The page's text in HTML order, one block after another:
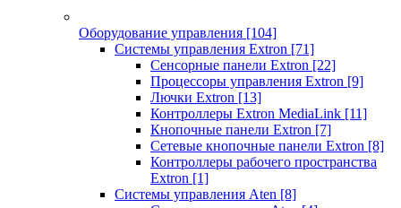
Оборудование управления [104]
Системы управления Extron [71]
Сенсорные панели Extron [22]
Процессоры управления Extron [9]
Лючки Extron [13]
Контроллеры Extron MediaLink [11]
Кнопочные панели Extron [7]
Сетевые кнопочные панели Extron [8]
Контроллеры рабочего пространства
Extron [1]
Системы управления Aten [8]